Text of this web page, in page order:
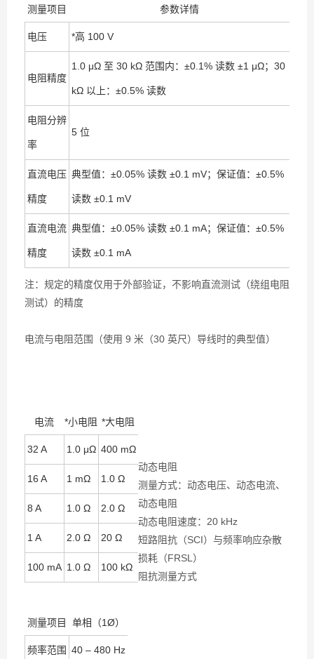
测量项目 参数详情
电压 *高 100 V
电阻精度
1.0 μΩ 至 30 kΩ 范围内：±0.1% 读数 ±1 μΩ；30
kΩ 以上：±0.5% 读数
电阻分辨
率
5 位
直流电压
精度
典型值：±0.05% 读数 ±0.1 mV；保证值：±0.5%
读数 ±0.1 mV
直流电流
精度
典型值：±0.05% 读数 ±0.1 mA；保证值：±0.5%
读数 ±0.1 mA
注：规定的精度仅用于外部验证，不影响直流测试（绕组电阻
测试）的精度
电流与电阻范围（使用 9 米（30 英尺）导线时的典型值）
电流 *小电阻 *大电阻
32 A 1.0 μΩ 400 mΩ
16 A 1 mΩ 1.0 Ω
8 A 1.0 Ω 2.0 Ω
1 A 2.0 Ω 20 Ω
100 mA 1.0 Ω 100 kΩ
动态电阻
测量方式：动态电压、动态电流、
动态电阻
动态电阻速度：20 kHz
短路阻抗（SCI）与频率响应杂散
损耗（FRSL）
阻抗测量方式
测量项目 单相（1Ø）
频率范围 40 – 480 Hz